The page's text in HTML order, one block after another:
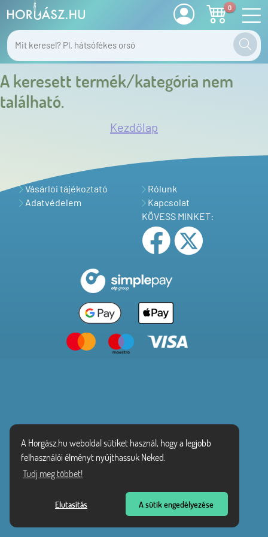
A Horgász.hu weboldal sütiket használ, hogy a legjobb
felhasználói élményt nyújthassuk Neked.
Tudj meg többet!
Elutasítás A sütik engedélyezése
0
A keresett termék/kategória nem
található.
Kezdőlap
Vásárlói tájékoztató
Adatvédelem
Rólunk
Kapcsolat
KÖVESS MINKET: